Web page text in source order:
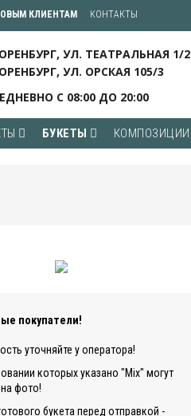
УЛ. ТЕАТРАЛЬНАЯ 1/2
УЛ. ОРСКАЯ 105/3
С 08:00 ДО 20:00
БУКЕТЫ КОМПОЗИЦИИ
КЛИЕНТАМ КОНТАКТЫ
покупатели!
уточняйте у оператора!
которых указано "Mix" могут
фото!
букета перед отправкой -